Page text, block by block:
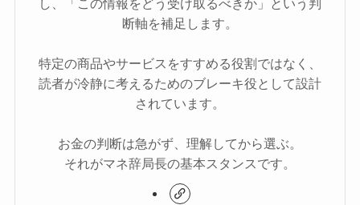
し、「この情報をどう受け取るべきか」という判
断軸を補足します。
特定の商品やサービスをすすめる役割ではなく、
読者が冷静に考えるためのブレーキ役として設計
されています。
お金の判断は急がず、理解してから選ぶ。
それがマネ辞局長の基本スタンスです。